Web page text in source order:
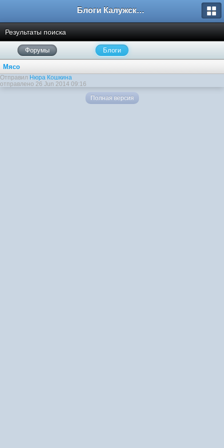
Блоги Калужского перекрестка
Результаты поиска
Форумы Блоги
Мясо
Отправил Нюра Кошкина
отправлено 26 Jun 2014 09:16
Полная версия